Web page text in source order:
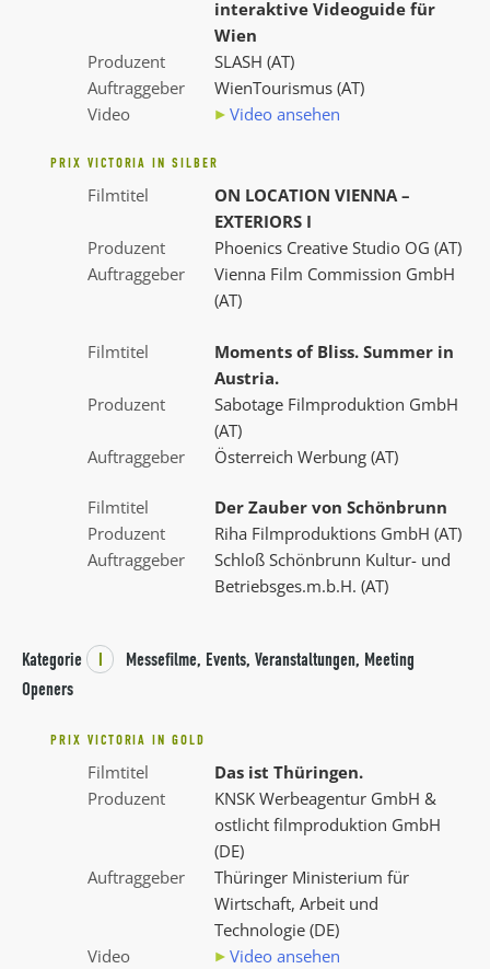
interaktive Videoguide für
Wien
Produzent
SLASH (AT)
Auftraggeber
WienTourismus (AT)
Video
Video ansehen
PRIX VICTORIA IN SILBER
Filmtitel
ON LOCATION VIENNA –
EXTERIORS I
Produzent
Phoenics Creative Studio OG (AT)
Auftraggeber
Vienna Film Commission GmbH
(AT)
Filmtitel
Moments of Bliss. Summer in
Austria.
Produzent
Sabotage Filmproduktion GmbH
(AT)
Auftraggeber
Österreich Werbung (AT)
Filmtitel
Der Zauber von Schönbrunn
Produzent
Riha Filmproduktions GmbH (AT)
Auftraggeber
Schloß Schönbrunn Kultur- und
Betriebsges.m.b.H. (AT)
Kategorie I
Messefilme, Events, Veranstaltungen, Meeting
Openers
PRIX VICTORIA IN GOLD
Filmtitel
Das ist Thüringen.
Produzent
KNSK Werbeagentur GmbH &
ostlicht filmproduktion GmbH
(DE)
Auftraggeber
Thüringer Ministerium für
Wirtschaft, Arbeit und
Technologie (DE)
Video
Video ansehen